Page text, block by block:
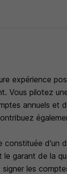
expérience
Vous pilotez
annuels et
d'un
garant de la
les